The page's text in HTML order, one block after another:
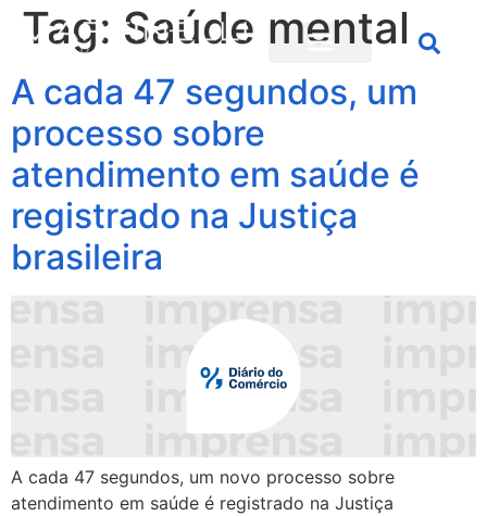
Tag: Saúde mental
A cada 47 segundos, um
processo sobre
atendimento em saúde é
registrado na Justiça
brasileira
A cada 47 segundos, um novo processo sobre
atendimento em saúde é registrado na Justiça